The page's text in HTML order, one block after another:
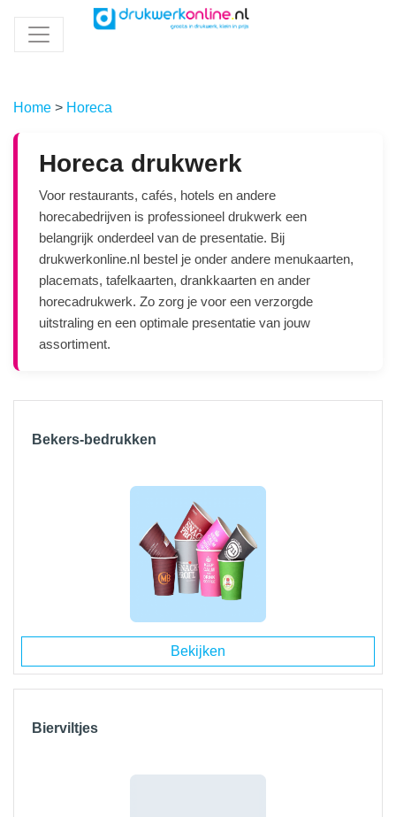
Home > Horeca
Horeca drukwerk
Voor restaurants, cafés, hotels en andere
horecabedrijven is professioneel drukwerk een
belangrijk onderdeel van de presentatie. Bij
drukwerkonline.nl bestel je onder andere menukaarten,
placemats, tafelkaarten, drankkaarten en ander
horecadrukwerk. Zo zorg je voor een verzorgde
uitstraling en een optimale presentatie van jouw
assortiment.
Bekers-bedrukken
Bekijken
Bierviltjes